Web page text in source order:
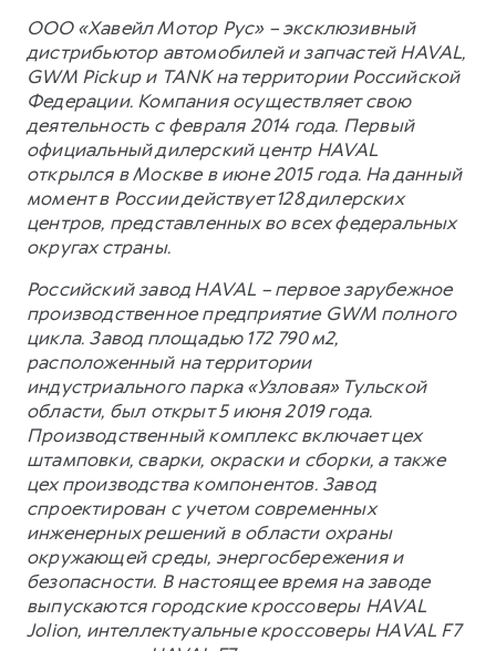
ООО «Хавейл Мотор Рус» – эксклюзивный
дистрибьютор автомобилей и запчастей HAVAL,
GWM Pickup и TANK на территории Российской
Федерации. Компания осуществляет свою
деятельность с февраля 2014 года. Первый
официальный дилерский центр HAVAL
открылся в Москве в июне 2015 года. На данный
момент в России действует 128 дилерских
центров, представленных во всех федеральных
округах страны.
Российский завод HAVAL – первое зарубежное
производственное предприятие GWM полного
цикла. Завод площадью 172 790 м2,
расположенный на территории
индустриального парка «Узловая» Тульской
области, был открыт 5 июня 2019 года.
Производственный комплекс включает цех
штамповки, сварки, окраски и сборки, а также
цех производства компонентов. Завод
спроектирован с учетом современных
инженерных решений в области охраны
окружающей среды, энергосбережения и
безопасности. В настоящее время на заводе
выпускаются городские кроссоверы HAVAL
Jolion, интеллектуальные кроссоверы HAVAL F7